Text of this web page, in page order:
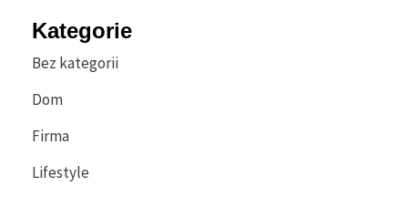
Kategorie
Bez kategorii
Dom
Firma
Lifestyle